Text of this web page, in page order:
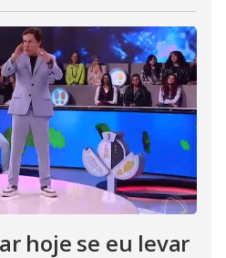
hoje se eu levar